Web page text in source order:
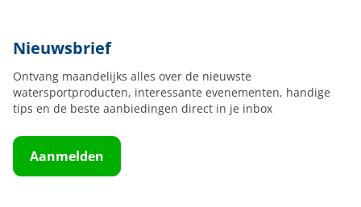
Nieuwsbrief
Ontvang maandelijks alles over de nieuwste
watersportproducten, interessante evenementen, handige
tips en de beste aanbiedingen direct in je inbox
Aanmelden